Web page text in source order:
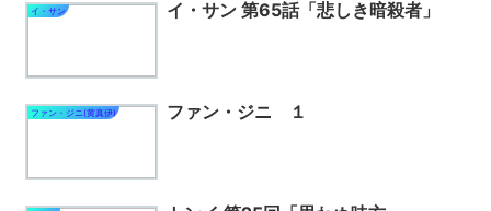
イ・サン イ・サン 第65話「悲しき暗殺者」
ファン・ジニ(黄真伊) ファン・ジニ １